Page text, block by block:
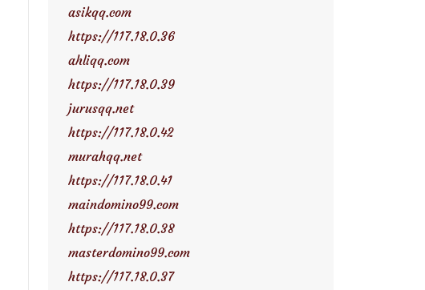
asikqq.com
https://117.18.0.36
ahliqq.com
https://117.18.0.39
jurusqq.net
https://117.18.0.42
murahqq.net
https://117.18.0.41
maindomino99.com
https://117.18.0.38
masterdomino99.com
https://117.18.0.37